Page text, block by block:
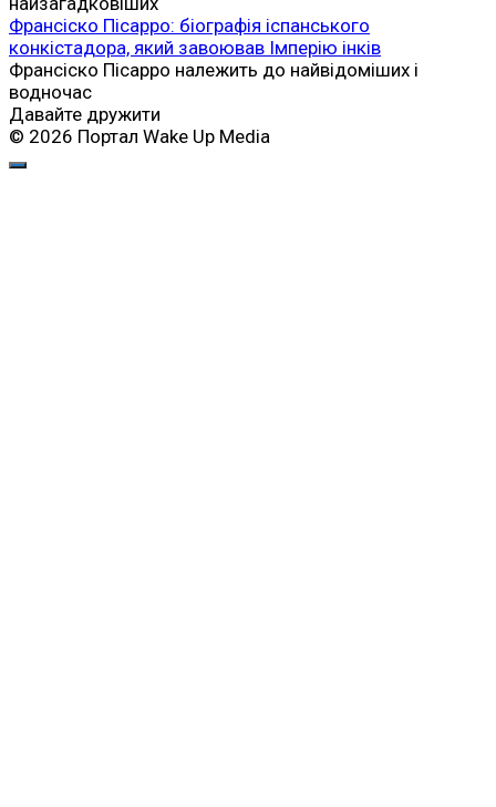
Франсіско Пісарро: біографія іспанського
конкістадора, який завоював Імперію інків
Франсіско Пісарро належить до найвідоміших і
водночас
Давайте дружити
© 2026 Портал Wake Up Media